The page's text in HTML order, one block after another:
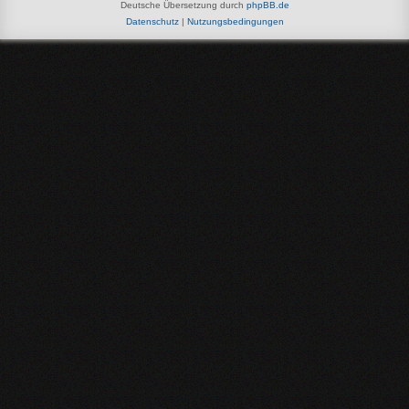
Deutsche Übersetzung durch phpBB.de
Datenschutz| Nutzungsbedingungen